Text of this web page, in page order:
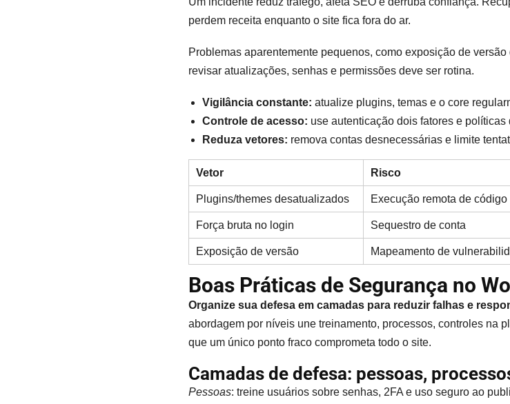
perdem receita enquanto o site fica fora do ar.
Problemas aparentemente pequenos, como exposição de
revisar atualizações, senhas e permissões deve ser rotina.
Vigilância constante: atualize plugins, temas e o core
Controle de acesso: use autenticação dois fatores e políticas
Reduza vetores: remova contas desnecessárias e limite
Vetor Risco
Plugins/themes desatualizados Execução remota de código
Força bruta no login Sequestro de conta
Exposição de versão Mapeamento de
Boas Práticas de Segurança no
Organize sua defesa em camadas para reduzir falhas e
abordagem por níveis une treinamento, processos, controles na
que um único ponto fraco comprometa todo o site.
Camadas de defesa: pessoas,
Pessoas: treine usuários sobre senhas, 2FA e uso seguro ao